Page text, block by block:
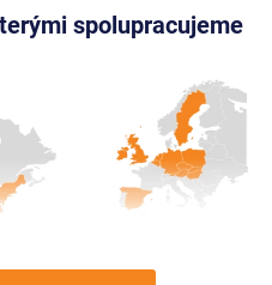
spolupracujeme